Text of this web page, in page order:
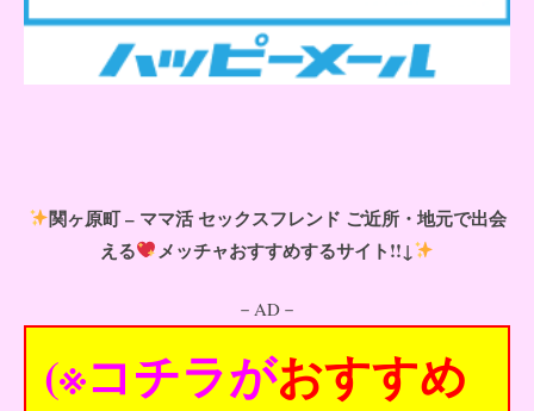
関ヶ原町 – ママ活 セックスフレンド ご近所・地元で出会
える
メッチャおすすめするサイト!!↓
－AD－
(※コチラがおすすめ